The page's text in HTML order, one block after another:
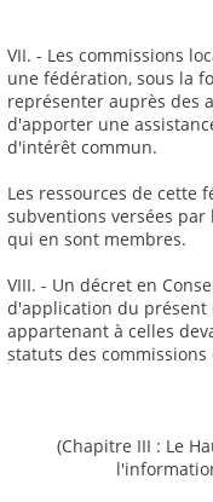
VII. - Les commissions
une fédération, sous la
représenter auprès des
d'apporter une
d'intérêt commun.
Les ressources de cette
subventions versées
qui en sont membres.
VIII. - Un décret en
d'application du présent
appartenant à celles
statuts des
(Chapitre III : Le